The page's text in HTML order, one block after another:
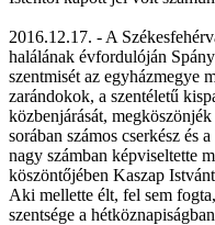
2016.12.17. - A
halálának évfordulóján
szentmisét az egyházmegye
zarándokok, a szentéletű
közbenjárását,
sorában számos cserkész és
nagy számban képviseltette
köszöntőjében Kaszap
Aki mellette élt, fel sem
szentsége a